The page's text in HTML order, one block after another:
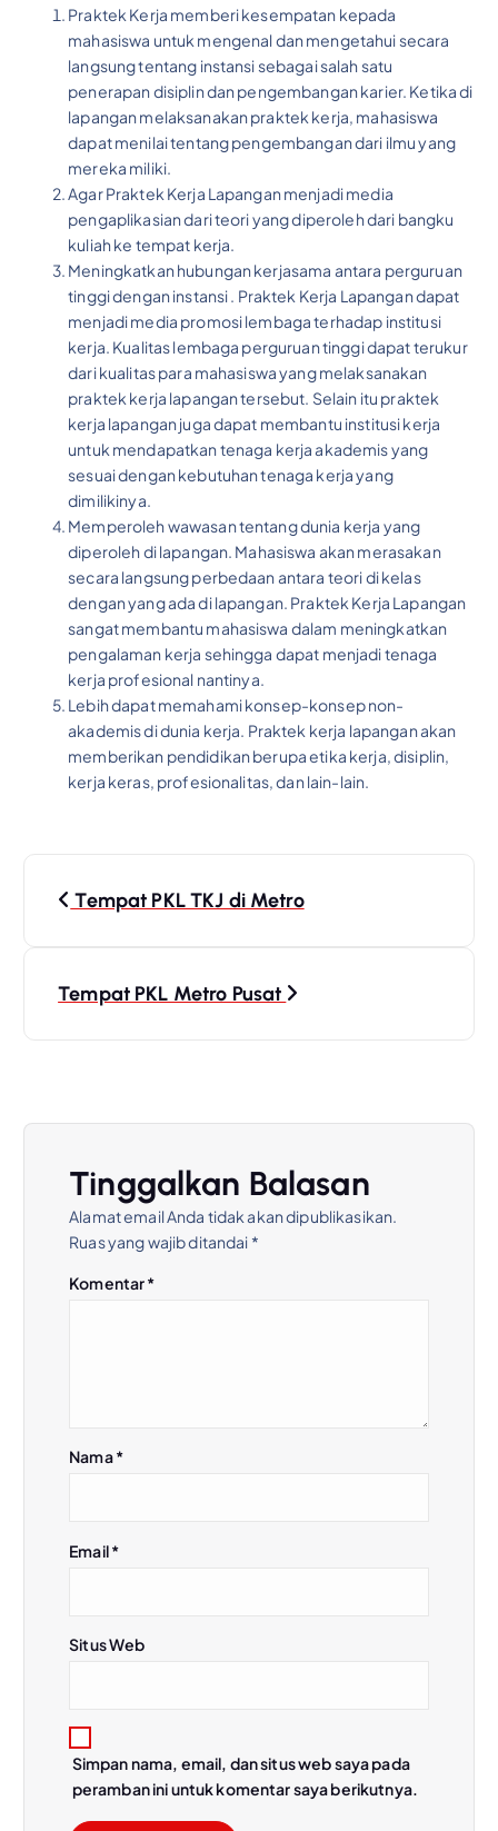
Praktek Kerja memberi kesempatan kepada
mahasiswa untuk mengenal dan mengetahui secara
langsung tentang instansi sebagai salah satu
penerapan disiplin dan pengembangan karier. Ketika di
lapangan melaksanakan praktek kerja, mahasiswa
dapat menilai tentang pengembangan dari ilmu yang
mereka miliki.
Agar Praktek Kerja Lapangan menjadi media
pengaplikasian dari teori yang diperoleh dari bangku
kuliah ke tempat kerja.
Meningkatkan hubungan kerjasama antara perguruan
tinggi dengan instansi . Praktek Kerja Lapangan dapat
menjadi media promosi lembaga terhadap institusi
kerja. Kualitas lembaga perguruan tinggi dapat terukur
dari kualitas para mahasiswa yang melaksanakan
praktek kerja lapangan tersebut. Selain itu praktek
kerja lapangan juga dapat membantu institusi kerja
untuk mendapatkan tenaga kerja akademis yang
sesuai dengan kebutuhan tenaga kerja yang
dimilikinya.
Memperoleh wawasan tentang dunia kerja yang
diperoleh di lapangan. Mahasiswa akan merasakan
secara langsung perbedaan antara teori di kelas
dengan yang ada di lapangan. Praktek Kerja Lapangan
sangat membantu mahasiswa dalam meningkatkan
pengalaman kerja sehingga dapat menjadi tenaga
kerja profesional nantinya.
Lebih dapat memahami konsep-konsep non-
akademis di dunia kerja. Praktek kerja lapangan akan
memberikan pendidikan berupa etika kerja, disiplin,
kerja keras, profesionalitas, dan lain-lain.
Tempat PKL TKJ di Metro
Tempat PKL Metro Pusat
Tinggalkan Balasan
Alamat email Anda tidak akan dipublikasikan.
Ruas yang wajib ditandai *
Komentar*
Nama*
Email*
Situs Web
Simpan nama, email, dan situs web saya pada
peramban ini untuk komentar saya berikutnya.